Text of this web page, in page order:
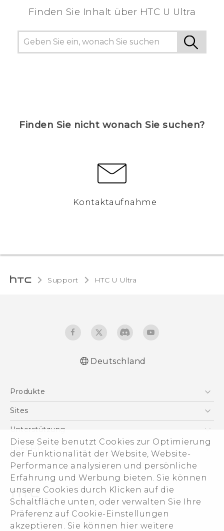
Diese Seite benutzt Cookies zur Optimierung
der Funktionalität der Website, Website-
Performance analysieren und persönliche
Erfahrung und Werbung bieten. Sie können
unsere Cookies durch Klicken auf die
Schaltfläche unten, oder verwalten Sie Ihre
Präferenz auf Cookie-Einstellungen
akzeptieren. Sie können hier weitere
Finden Sie Inhalt über‎ HTC U Ultra
Finden Sie nicht wonach Sie suchen?
Kontaktaufnahme
Support HTC U Ultra‎
behördliche Bestimmungen
English - Quick start guide
English - User manual
English - Safety and regulatory guide
Deutschland
Produkte
Smartphones
VIVE
Zubehör
Sites
HTC Dev
HTC Vive
Unterstützung
Unterstützung
eCommerce Support
Über HTC
ESG
Impressum
Investor
Cookie Preferences
Offene Stellen
© 2011-2026 HTC Corporation